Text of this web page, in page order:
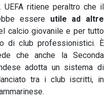
UEFA ritiene peraltro che il
essere utile ad altre
calcio giovanile e per tutto
di club professionistici. È
che anche la Seconda
adotta un sistema di
tra i club iscritti, in